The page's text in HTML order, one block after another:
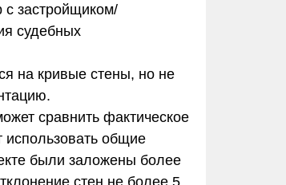
с застройщиком/
судебных
на кривые стены, но не
сравнить фактическое
общие
были заложены более
стен не более 5